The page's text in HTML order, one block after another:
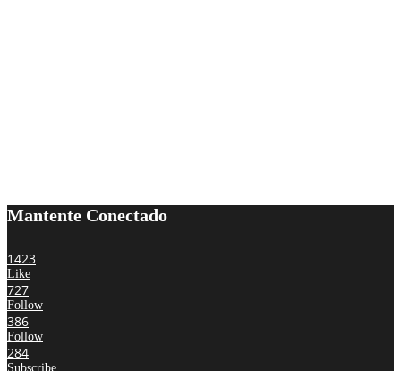
Mantente Conectado
1423
Like
727
Follow
386
Follow
284
Subscribe